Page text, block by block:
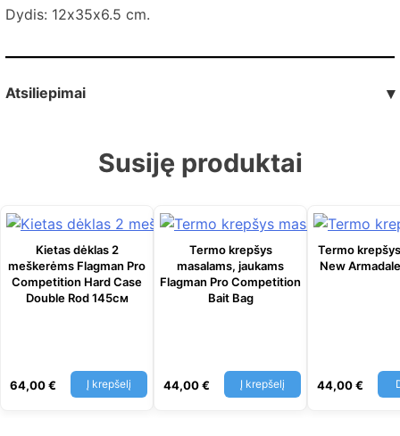
Dydis: 12х35х6.5 cm.
Atsiliepimai ▾
Susiję produktai
Kietas dėklas 2
meškerėms Flagman Pro
Competition Hard Case
Double Rod 145см
64,00€ Į krepšelį
Termo krepšys
masalams, jaukams
Flagman Pro Competition
Bait Bag
44,00€ Į krepšelį
Termo
New
44,00€